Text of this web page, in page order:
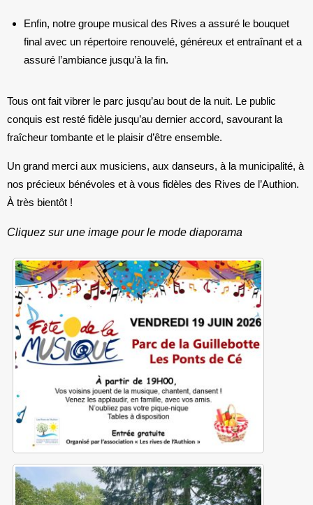
Enfin, notregroupe musical des Rives a assuré le bouquet
final avec un répertoire renouvelé, généreux et entraînant et a
assuré l’ambiance jusqu’à la fin.
Tous ont fait vibrer le parc jusqu’au bout de la nuit. Le public
conquis est resté fidèle jusqu’au dernier accord, savourant la
fraîcheur tombante et le plaisir d’être ensemble.
Un grand merci aux musiciens, aux danseurs, à la municipalité, à
nos précieux bénévoles et à vous fidèles des Rives de l’Authion.
À très bientôt !
Cliquez sur une image pour le mode diaporama